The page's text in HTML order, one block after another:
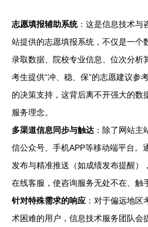
志愿填报辅助系统：这是信息技术与
站提供的志愿填报系统，不仅是一个
录取数据、院校专业信息、位次分析
考生提供“冲、稳、保”的志愿建议参
的决策支持，这背后离不开强大的数
服务理念。
多渠道信息同步与触达 ：除了网站
信公众号、手机APP等移动端平台。
发布与精准推送（如成绩发布提醒）
在线客服，使咨询服务无处不在、触
针对特殊需求的响应 ：对于偏远地
术困难的用户，信息技术服务团队会